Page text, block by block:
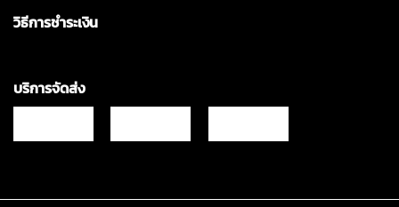
วิธีการชำระเงิน
บริการจัดส่ง